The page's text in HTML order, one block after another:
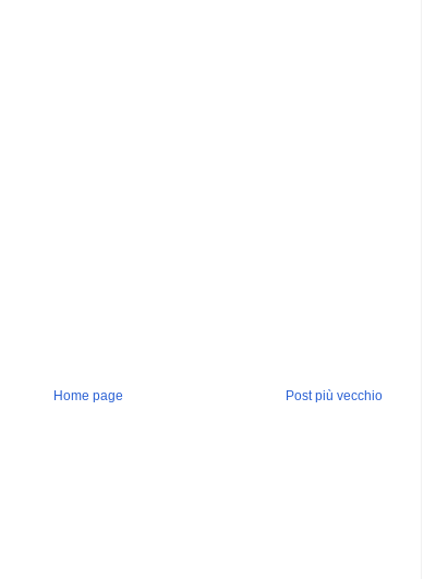
Post più vecchio
Home page